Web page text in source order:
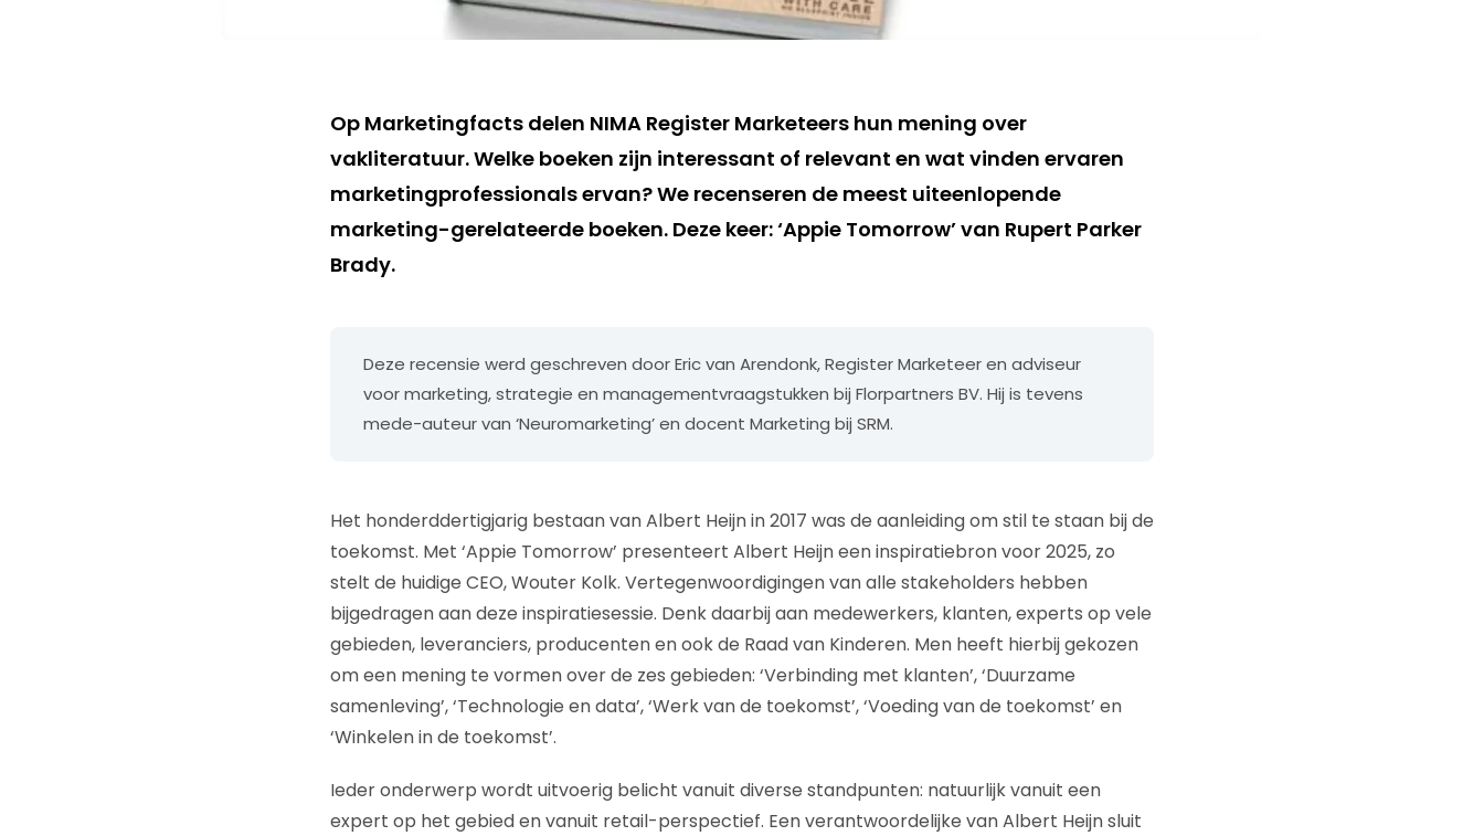
Op Marketingfacts delen NIMA Register Marketeers hun mening over
vakliteratuur. Welke boeken zijn interessant of relevant en wat vinden ervaren
marketingprofessionals ervan? We recenseren de meest uiteenlopende
marketing-gerelateerde boeken. Deze keer: ‘Appie Tomorrow’ van Rupert Parker
Brady.
Deze recensie werd geschreven door Eric van Arendonk, Register Marketeer en adviseur
voor marketing, strategie en managementvraagstukken bij Florpartners BV. Hij is tevens
mede-auteur van ‘Neuromarketing’ en docent Marketing bij SRM.
Het honderddertigjarig bestaan van Albert Heijn in 2017 was de aanleiding om stil te staan bij de
toekomst. Met ‘Appie Tomorrow’ presenteert Albert Heijn een inspiratiebron voor 2025, zo
stelt de huidige CEO, Wouter Kolk. Vertegenwoordigingen van alle stakeholders hebben
bijgedragen aan deze inspiratiesessie. Denk daarbij aan medewerkers, klanten, experts op vele
gebieden, leveranciers, producenten en ook de Raad van Kinderen. Men heeft hierbij gekozen
om een mening te vormen over de zes gebieden: ‘Verbinding met klanten’, ‘Duurzame
samenleving’, ‘Technologie en data’, ‘Werk van de toekomst’, ‘Voeding van de toekomst’ en
‘Winkelen in de toekomst’.
Ieder onderwerp wordt uitvoerig belicht vanuit diverse standpunten: natuurlijk vanuit een
expert op het gebied en vanuit retail-perspectief. Een verantwoordelijke van Albert Heijn sluit